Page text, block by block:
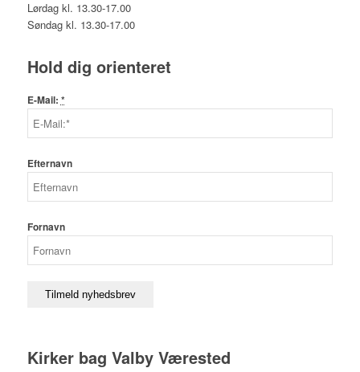
Lørdag kl. 13.30-17.00
Søndag kl. 13.30-17.00
Hold dig orienteret
E-Mail: *
Efternavn
Fornavn
Kirker bag Valby Værested